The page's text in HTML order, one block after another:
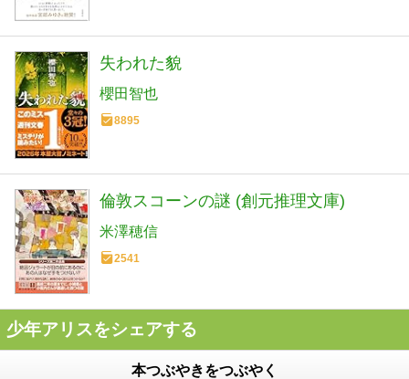
失われた貌
櫻田智也
8895
倫敦スコーンの謎 (創元推理文庫)
米澤穂信
2541
少年アリスをシェアする
本つぶやきをつぶやく